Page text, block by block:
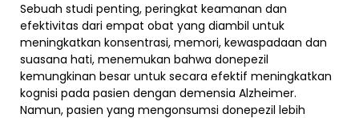
Sebuah studi penting, peringkat keamanan dan
efektivitas dari empat obat yang diambil untuk
meningkatkan konsentrasi, memori, kewaspadaan dan
suasana hati, menemukan bahwa donepezil
kemungkinan besar untuk secara efektif meningkatkan
kognisi pada pasien dengan demensia Alzheimer.
Namun, pasien yang mengonsumsi donepezil lebih